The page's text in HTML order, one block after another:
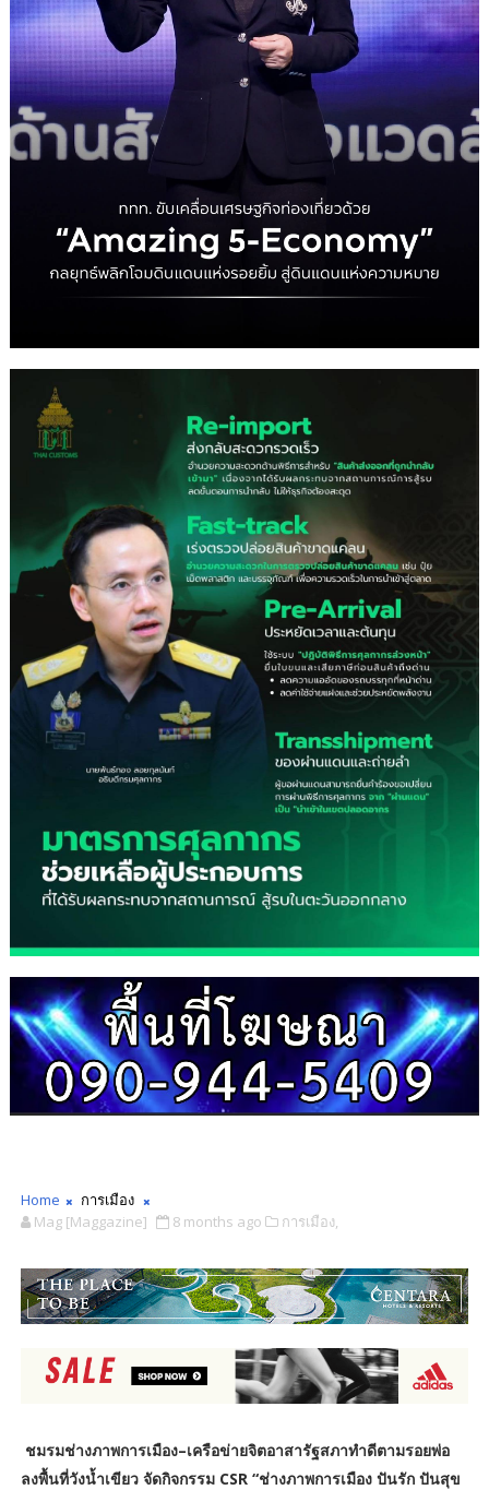
Home
การเมือง
Mag [Maggazine]
8 months ago การเมือง,
ชมรมช่างภาพการเมือง–เครือข่ายจิตอาสารัฐสภาทำดีตามรอยพ่อ
ลงพื้นที่วังน้ำเขียว จัดกิจกรรม CSR “ช่างภาพการเมือง ปันรัก ปันสุข